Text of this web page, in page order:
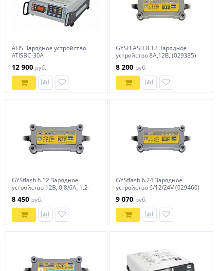
ATIS Зарядное устройство
ATISВС-30A
12 900 руб.
GYSFLASH 8.12 Зарядное
устройство 8А,12В, (029385)
8 200 руб.
GYSflash 6.12 Зарядное
устройство 12В, 0,8/6A, 1,2-
8 450 руб.
GYSflash 6.24 Зарядное
устройство 6/12/24V (029460)
9 070 руб.